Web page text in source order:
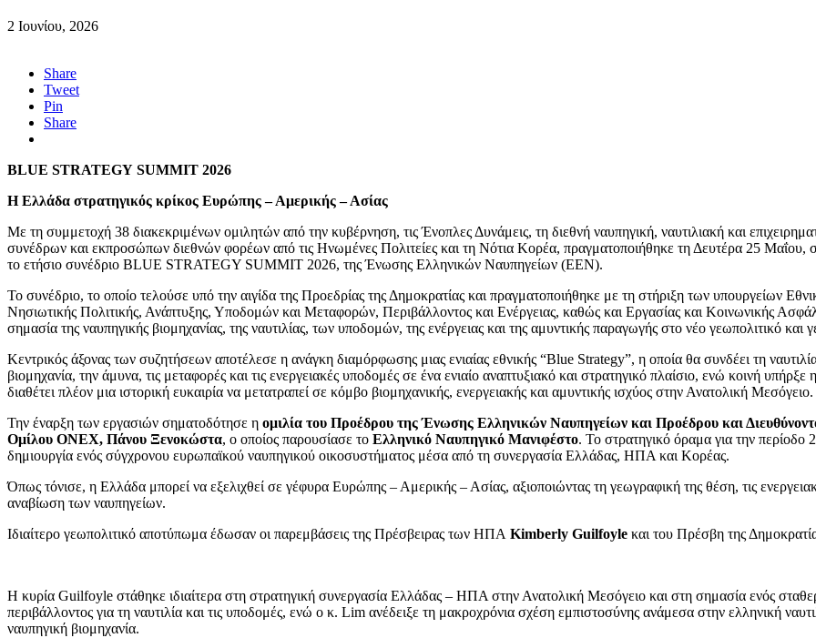
2 Ιουνίου, 2026
Share
Tweet
Pin
Share
BLUE STRATEGY SUMMIT 2026
Η Ελλάδα στρατηγικός κρίκος Ευρώπης – Αμερικής – Ασίας
Με τη συμμετοχή 38 διακεκριμένων ομιλητών από την κυβέρνηση, τις Ένοπλες Δυνάμεις, τη διεθνή ναυπηγική, ναυτιλιακή και
συνέδρων και εκπροσώπων διεθνών φορέων από τις Ηνωμένες Πολιτείες και τη Νότια Κορέα, πραγματοποιήθηκε τη Δευτέρα 25
το ετήσιο συνέδριο BLUE STRATEGY SUMMIT 2026, της Ένωσης Ελληνικών Ναυπηγείων (EEN).
Το συνέδριο, το οποίο τελούσε υπό την αιγίδα της Προεδρίας της Δημοκρατίας και πραγματοποιήθηκε με τη στήριξη των υπουργείων
Νησιωτικής Πολιτικής, Ανάπτυξης, Υποδομών και Μεταφορών, Περιβάλλοντος και Ενέργειας, καθώς και Εργασίας και Κοινωνικής
σημασία της ναυπηγικής βιομηχανίας, της ναυτιλίας, των υποδομών, της ενέργειας και της αμυντικής παραγωγής στο νέο γεωπολιτικό και
Κεντρικός άξονας των συζητήσεων αποτέλεσε η ανάγκη διαμόρφωσης μιας ενιαίας εθνικής “Blue Strategy”, η οποία θα συνδέει τη
βιομηχανία, την άμυνα, τις μεταφορές και τις ενεργειακές υποδομές σε ένα ενιαίο αναπτυξιακό και στρατηγικό πλαίσιο, ενώ κοινή
διαθέτει πλέον μια ιστορική ευκαιρία να μετατραπεί σε κόμβο βιομηχανικής, ενεργειακής και αμυντικής ισχύος στην Ανατολική Μεσόγειο.
Την έναρξη των εργασιών σηματοδότησε η ομιλία του Προέδρου της Ένωσης Ελληνικών Ναυπηγείων και Προέδρου και
Ομίλου ONEX, Πάνου Ξενοκώστα, ο οποίος παρουσίασε το Ελληνικό Ναυπηγικό Μανιφέστο. Το στρατηγικό όραμα για την περίοδο
δημιουργία ενός σύγχρονου ευρωπαϊκού ναυπηγικού οικοσυστήματος μέσα από τη συνεργασία Ελλάδας, ΗΠΑ και Κορέας.
Όπως τόνισε, η Ελλάδα μπορεί να εξελιχθεί σε γέφυρα Ευρώπης – Αμερικής – Ασίας, αξιοποιώντας τη γεωγραφική της θέση, τις
αναβίωση των ναυπηγείων.
Ιδιαίτερο γεωπολιτικό αποτύπωμα έδωσαν οι παρεμβάσεις της Πρέσβειρας των ΗΠΑ Kimberly Guilfoyle και του Πρέσβη της
Η κυρία Guilfoyle στάθηκε ιδιαίτερα στη στρατηγική συνεργασία Ελλάδας – ΗΠΑ στην Ανατολική Μεσόγειο και στη σημασία ενός
περιβάλλοντος για τη ναυτιλία και τις υποδομές, ενώ ο κ. Lim ανέδειξε τη μακροχρόνια σχέση εμπιστοσύνης ανάμεσα στην ελληνική
ναυπηγική βιομηχανία.